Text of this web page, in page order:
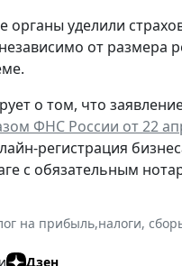
уделили
от размера
о том, что
ФНС России от 22
регистрация
с обязательным
на прибыль,налоги,
и Дзен